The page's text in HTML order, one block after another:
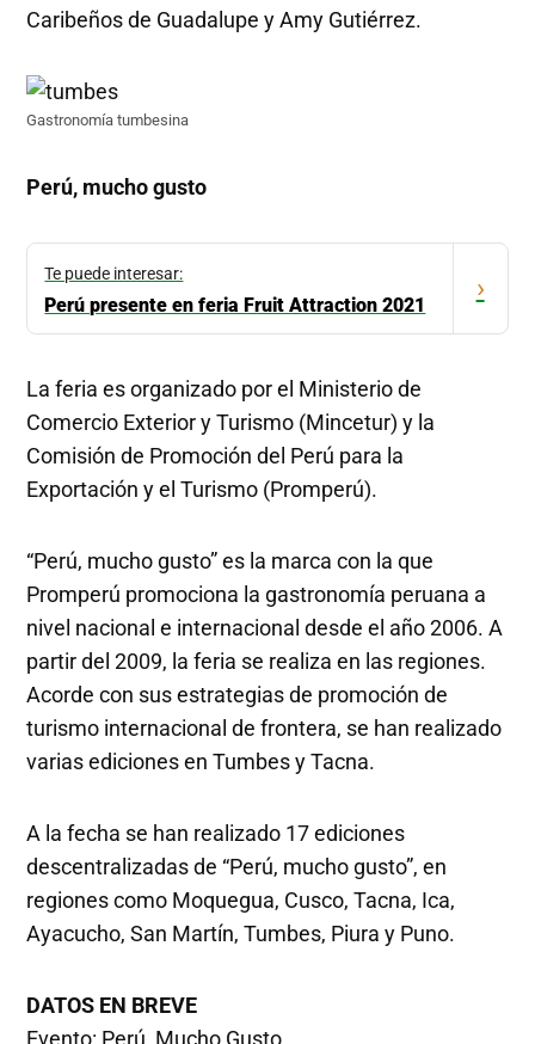
Caribeños de Guadalupe y Amy Gutiérrez.
Gastronomía tumbesina
Perú, mucho gusto
Te puede interesar:
Perú presente en feria Fruit Attraction 2021 ›
La feria es organizado por el Ministerio de
Comercio Exterior y Turismo (Mincetur) y la
Comisión de Promoción del Perú para la
Exportación y el Turismo (Promperú).
“Perú, mucho gusto” es la marca con la que
Promperú promociona la gastronomía peruana a
nivel nacional e internacional desde el año 2006. A
partir del 2009, la feria se realiza en las regiones.
Acorde con sus estrategias de promoción de
turismo internacional de frontera, se han realizado
varias ediciones en Tumbes y Tacna.
A la fecha se han realizado 17 ediciones
descentralizadas de “Perú, mucho gusto”, en
regiones como Moquegua, Cusco, Tacna, Ica,
Ayacucho, San Martín, Tumbes, Piura y Puno.
DATOS EN BREVE
Evento: Perú, Mucho Gusto